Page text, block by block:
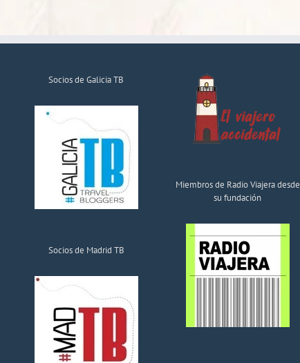
Socios de Galicia TB
Socios de Madrid TB
Miembros de Radio Viajera desde
su fundación